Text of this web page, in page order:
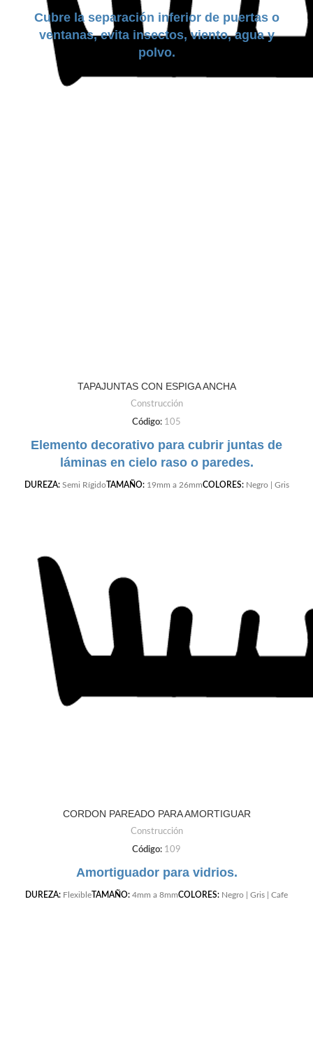
Cubre la separación inferior de puertas o
ventanas, evita insectos, viento, agua y
polvo.
DUREZA:FlexibleTAMAÑO:25mm a 35mmCOLORES:
TAPAJUNTAS CON ESPIGA ANCHA
Construcción
Código: 105
Elemento decorativo para cubrir juntas de
láminas en cielo raso o paredes.
DUREZA: Semi RígidoTAMAÑO: 19mm a 26mmCOLORES: Negro | Gris
CORDON PAREADO PARA AMORTIGUAR
Construcción
Código: 109
Amortiguador para vidrios.
DUREZA: FlexibleTAMAÑO: 4mm a 8mmCOLORES: Negro | Gris | Cafe